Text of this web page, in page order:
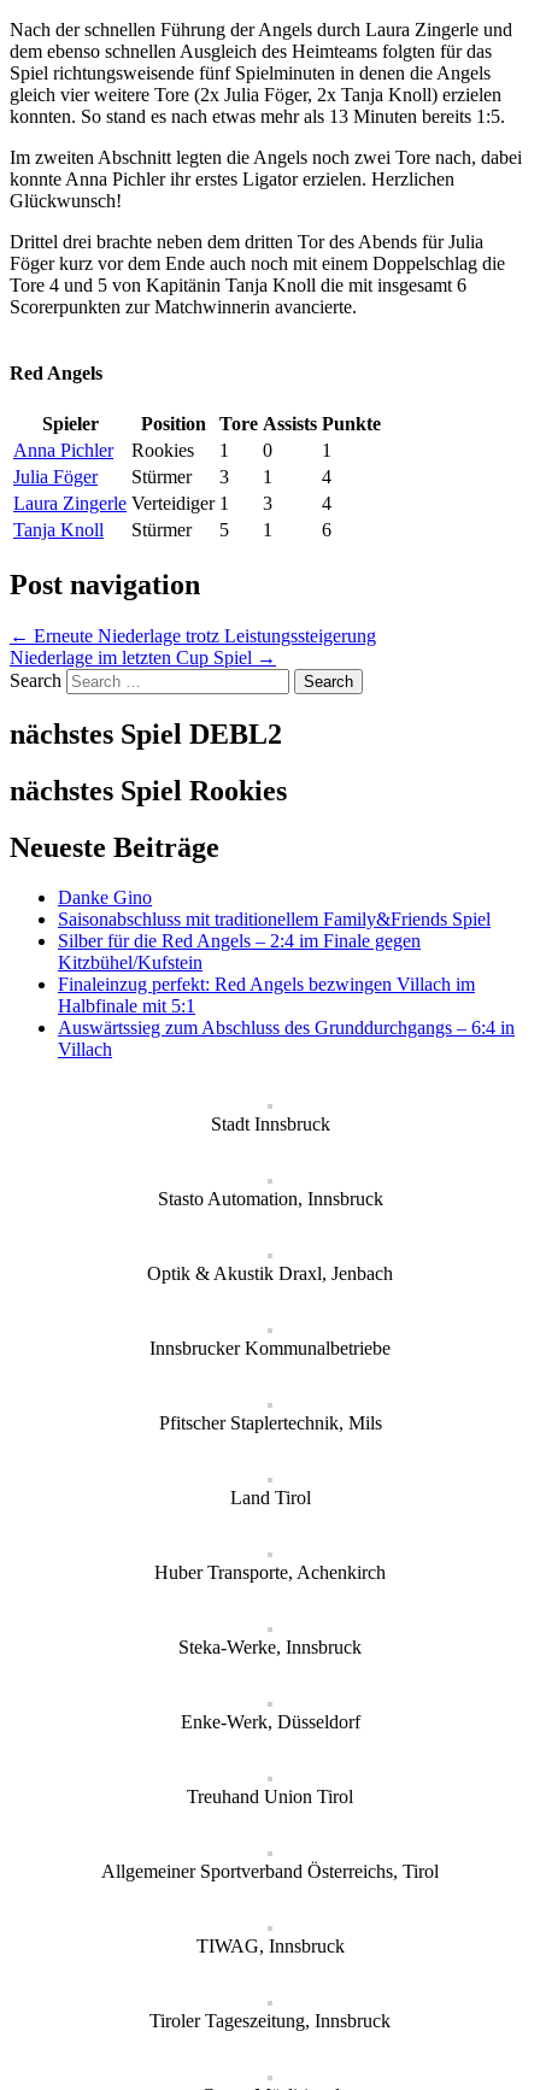
Nach der schnellen Führung der Angels durch Laura Zingerle und
dem ebenso schnellen Ausgleich des Heimteams folgten für das
Spiel richtungsweisende fünf Spielminuten in denen die Angels
gleich vier weitere Tore (2x Julia Föger, 2x Tanja Knoll) erzielen
konnten. So stand es nach etwas mehr als 13 Minuten bereits 1:5.
Im zweiten Abschnitt legten die Angels noch zwei Tore nach, dabei
konnte Anna Pichler ihr erstes Ligator erzielen. Herzlichen
Glückwunsch!
Drittel drei brachte neben dem dritten Tor des Abends für Julia
Föger kurz vor dem Ende auch noch mit einem Doppelschlag die
Tore 4 und 5 von Kapitänin Tanja Knoll die mit insgesamt 6
Scorerpunkten zur Matchwinnerin avancierte.
Red Angels
Spieler Position Tore Assists Punkte
Anna Pichler
Rookies 1 0
1
Julia Föger
Stürmer 3 1
4
Laura Zingerle Verteidiger 1 3
4
Tanja Knoll
Stürmer 5 1 6
Post navigation
← Erneute Niederlage trotz Leistungssteigerung
Niederlage im letzten Cup Spiel →
Search
nächstes Spiel DEBL2
nächstes Spiel Rookies
Neueste Beiträge
Danke Gino
Saisonabschluss mit traditionellem Family&Friends Spiel
Silber für die Red Angels – 2:4 im Finale gegen
Kitzbühel/Kufstein
Finaleinzug perfekt: Red Angels bezwingen Villach im
Halbfinale mit 5:1
Auswärtssieg zum Abschluss des Grunddurchgangs – 6:4 in
Villach
Stadt Innsbruck
Stasto Automation, Innsbruck
Optik & Akustik Draxl, Jenbach
Innsbrucker Kommunalbetriebe
Pfitscher Staplertechnik, Mils
Land Tirol
Huber Transporte, Achenkirch
Steka-Werke, Innsbruck
Enke-Werk, Düsseldorf
Treuhand Union Tirol
Allgemeiner Sportverband Österreichs, Tirol
TIWAG, Innsbruck
Tiroler Tageszeitung, Innsbruck